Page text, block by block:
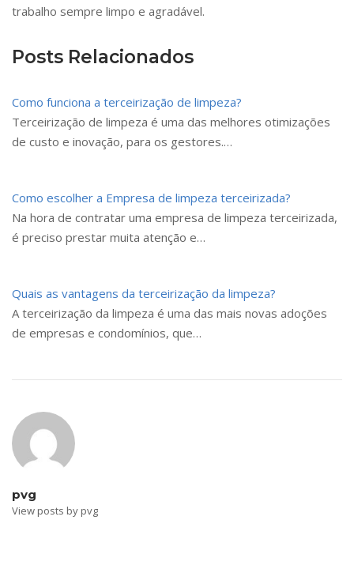
trabalho sempre limpo e agradável.
Posts Relacionados
Como funciona a terceirização de limpeza?
Terceirização de limpeza é uma das melhores otimizações
de custo e inovação, para os gestores.…
Como escolher a Empresa de limpeza terceirizada?
Na hora de contratar uma empresa de limpeza terceirizada,
é preciso prestar muita atenção e…
Quais as vantagens da terceirização da limpeza?
A terceirização da limpeza é uma das mais novas adoções
de empresas e condomínios, que…
pvg
View posts by pvg